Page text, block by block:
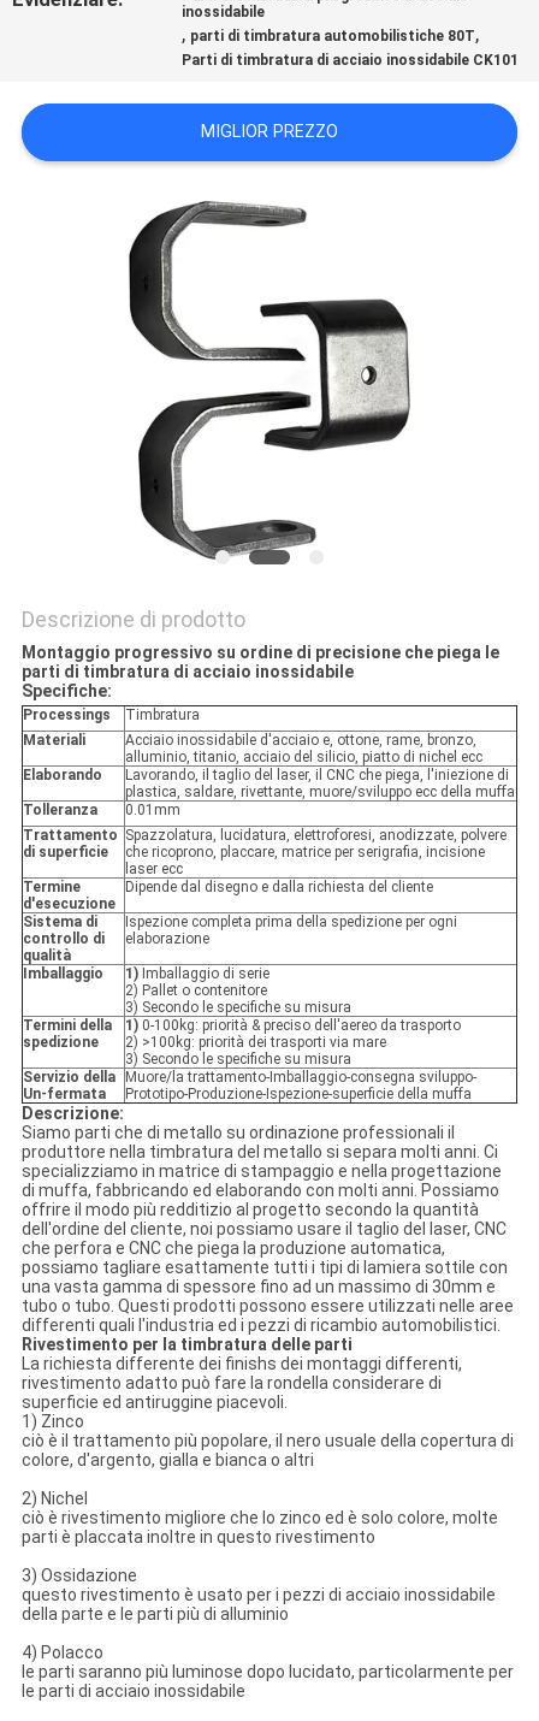
DEL
PRIVACY
POLICY
inossidabile
, parti di timbratura automobilistiche 80T,
Parti di timbratura di acciaio inossidabile CK101
MIGLIOR PREZZO
Descrizione di prodotto
Montaggio progressivo su ordine di precisione che piega le
parti di timbratura di acciaio inossidabile
Specifiche:
Processings
Timbratura
Materiali
Acciaio inossidabile d'acciaio e, ottone, rame, bronzo,
alluminio, titanio, acciaio del silicio, piatto di nichel ecc
Elaborando
Lavorando, il taglio del laser, il CNC che piega, l'iniezione di
plastica, saldare, rivettante, muore/sviluppo ecc della muffa
Tolleranza
0.01mm
Trattamento
di superficie
Spazzolatura, lucidatura, elettroforesi, anodizzate, polvere
che ricoprono, placcare, matrice per serigrafia, incisione
laser ecc
Termine
d'esecuzione
Dipende dal disegno e dalla richiesta del cliente
Sistema di
controllo di
qualità
Ispezione completa prima della spedizione per ogni
elaborazione
Imballaggio 1) Imballaggio di serie
2) Pallet o contenitore
3) Secondo le specifiche su misura
Termini della
spedizione
1) 0-100kg: priorità & preciso dell'aereo da trasporto
2) >100kg: priorità dei trasporti via mare
3) Secondo le specifiche su misura
Servizio della
Un-fermata
Muore/la trattamento-Imballaggio-consegna sviluppo-
Prototipo-Produzione-Ispezione-superficie della muffa
Descrizione:
Siamo parti che di metallo su ordinazione professionali il
produttore nella timbratura del metallo si separa molti anni. Ci
specializziamo in matrice di stampaggio e nella progettazione
di muffa, fabbricando ed elaborando con molti anni. Possiamo
offrire il modo più redditizio al progetto secondo la quantità
dell'ordine del cliente, noi possiamo usare il taglio del laser, CNC
che perfora e CNC che piega la produzione automatica,
possiamo tagliare esattamente tutti i tipi di lamiera sottile con
una vasta gamma di spessore fino ad un massimo di 30mm e
tubo o tubo. Questi prodotti possono essere utilizzati nelle aree
differenti quali l'industria ed i pezzi di ricambio automobilistici.
Rivestimento per la timbratura delle parti
La richiesta differente dei finishs dei montaggi differenti,
rivestimento adatto può fare la rondella considerare di
superficie ed antiruggine piacevoli.
1) Zinco
ciò è il trattamento più popolare, il nero usuale della copertura di
colore, d'argento, gialla e bianca o altri
2) Nichel
ciò è rivestimento migliore che lo zinco ed è solo colore, molte
parti è placcata inoltre in questo rivestimento
3) Ossidazione
questo rivestimento è usato per i pezzi di acciaio inossidabile
della parte e le parti più di alluminio
4) Polacco
le parti saranno più luminose dopo lucidato, particolarmente per
le parti di acciaio inossidabile